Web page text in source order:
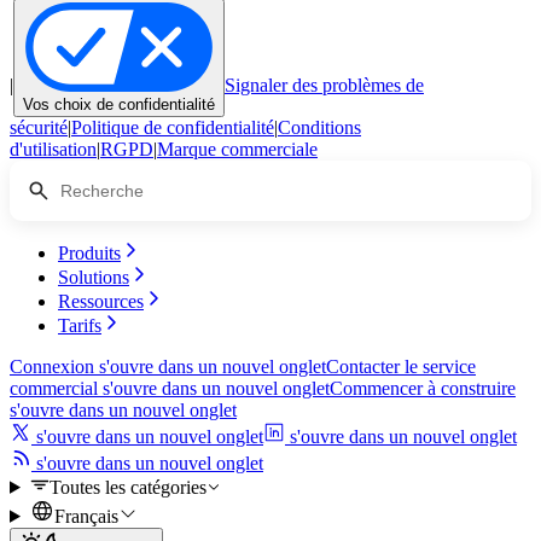
|
Vos choix de confidentialité
Signaler des problèmes de
sécurité|Politique de confidentialité|Conditions
d'utilisation|RGPD|Marque commerciale
Produits
Solutions
Ressources
Tarifs
Connexion s'ouvre dans un nouvel ongletContacter le service
commercial s'ouvre dans un nouvel ongletCommencer à construire
s'ouvre dans un nouvel onglet
s'ouvre dans un nouvel onglet
s'ouvre dans un nouvel onglet
s'ouvre dans un nouvel onglet
Toutes les catégories
Français